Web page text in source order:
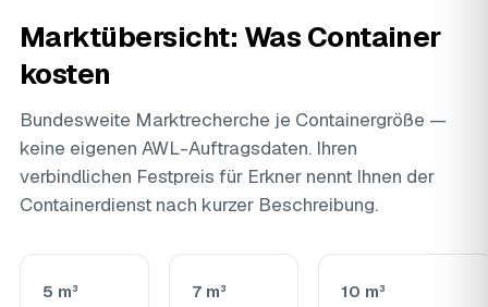
Marktübersicht: Was Container
kosten
Bundesweite Marktrecherche je Containergröße —
keine eigenen AWL-Auftragsdaten. Ihren
verbindlichen Festpreis für Erkner nennt Ihnen der
Containerdienst nach kurzer Beschreibung.
5 m³ 7 m³ 10 m³